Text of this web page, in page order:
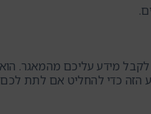
מידע עליכם מהמאגר.
הזה כדי להחליט אם לתת לכם